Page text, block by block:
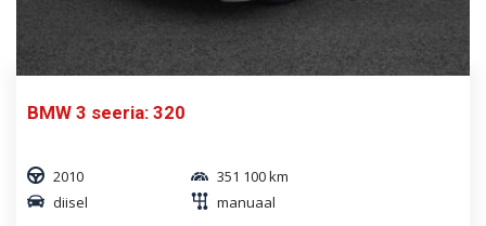
BMW 3 seeria: 320
2010
351 100 km
diisel
manuaal